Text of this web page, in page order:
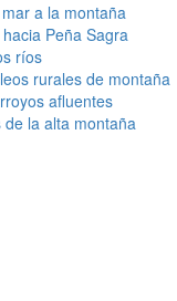
a la montaña
Peña Sagra
ríos
rurales de montaña
afluentes
de la alta montaña